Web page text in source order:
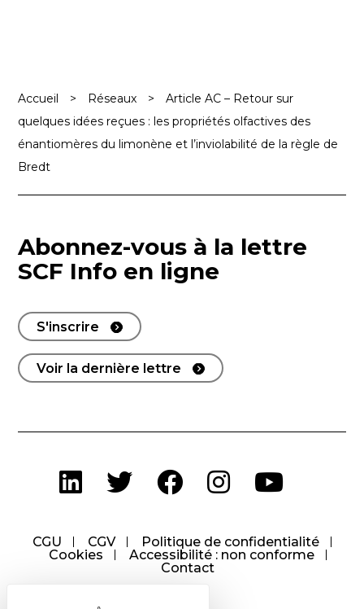
Accueil > Réseaux >
Article AC – Retour sur
quelques idées reçues : les propriétés olfactives des
énantiomères du limonène et l’inviolabilité de la règle de
Bredt
Abonnez-vous à la lettre
SCF Info en ligne
S'inscrire
Voir la dernière lettre
CGU CGV
Politique de confidentialité
Cookies
Accessibilité : non conforme
Contact